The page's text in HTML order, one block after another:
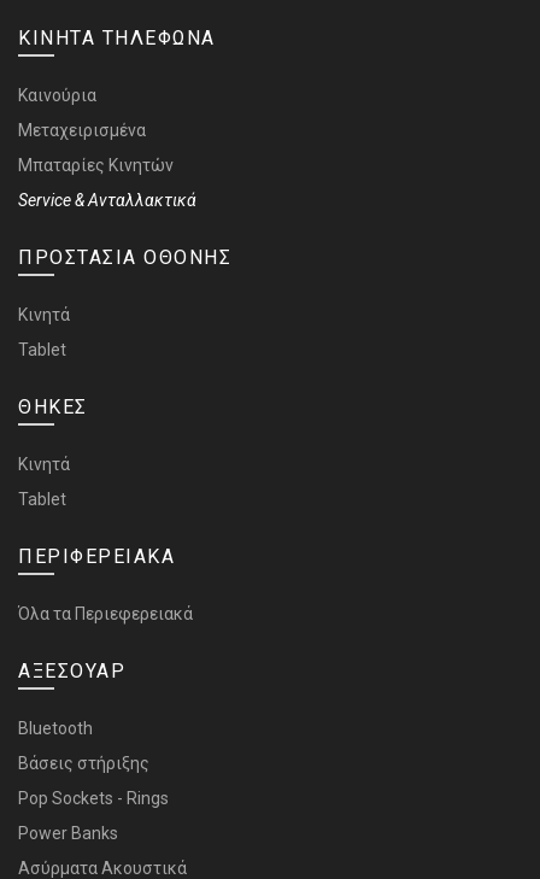
ΚΙΝΗΤΑ ΤΗΛΕΦΩΝΑ
Καινούρια
Μεταχειρισμένα
Μπαταρίες Κινητών
Service & Ανταλλακτικά
ΠΡΟΣΤΑΣΙΑ ΟΘΟΝΗΣ
Κινητά
Tablet
ΘΗΚΕΣ
Κινητά
Tablet
ΠΕΡΙΦΕΡΕΙΑΚΑ
Όλα τα Περιεφερειακά
ΑΞΕΣΟΥΑΡ
Bluetooth
Bάσεις στήριξης
Pop Sockets - Rings
Power Banks
Ασύρματα Ακουστικά